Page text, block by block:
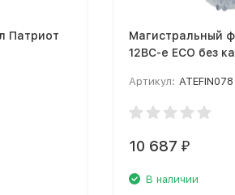
Патриот
Магистральный
12BC-e ECO без
Артикул: ATEFIN078
10 687 ₽
В наличии